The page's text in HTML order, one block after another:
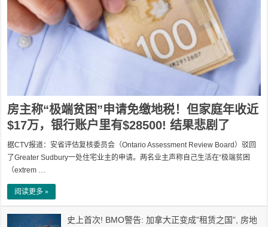
房主称“极端贫困”申请免缴地税！但家庭年收近
$17万，银行账户里有$28500! 结果悲剧了
据CTV报道：安省评估复核委员会（Ontario Assessment Review Board）驳回
了Greater Sudbury一处住宅业主的申请。两名业主声称自己生活在“极端贫困
（extrem …
阅读更多 »
史上首次! BMO警告: 加拿大正变成”租赁之国”, 房地